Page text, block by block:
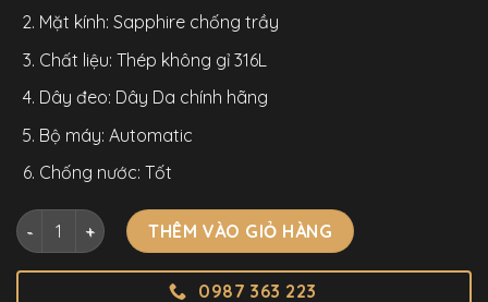
Mặt kính: Sapphire chống trầy
Chất liệu: Thép không gỉ 316L
Dây đeo: Dây Da chính hãng
Bộ máy: Automatic
Chống nước: Tốt
Đồng Hồ I&W Carnival 626G Nam Mặt Xà Cừ Lộ Cơ Chính
THÊM VÀO GIỎ HÀNG
0987 363 223